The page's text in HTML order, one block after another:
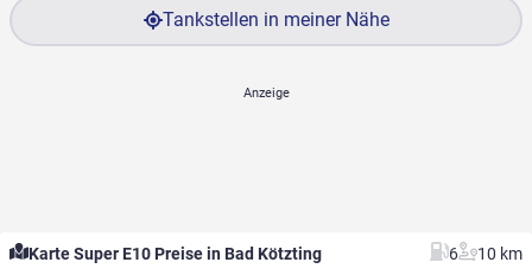
Tankstellen in meiner Nähe
Karte Super E10 Preise in Bad Kötzting 6 10 km